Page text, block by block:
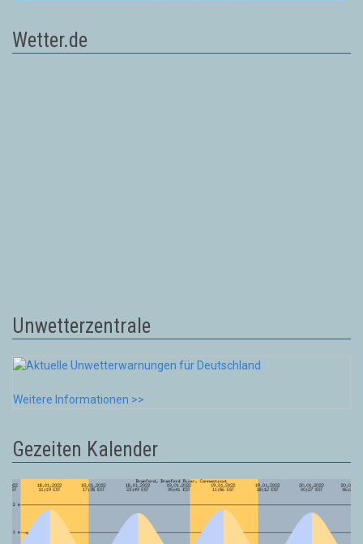
Wetter.de
Unwetterzentrale
Weitere Informationen >>
Gezeiten Kalender